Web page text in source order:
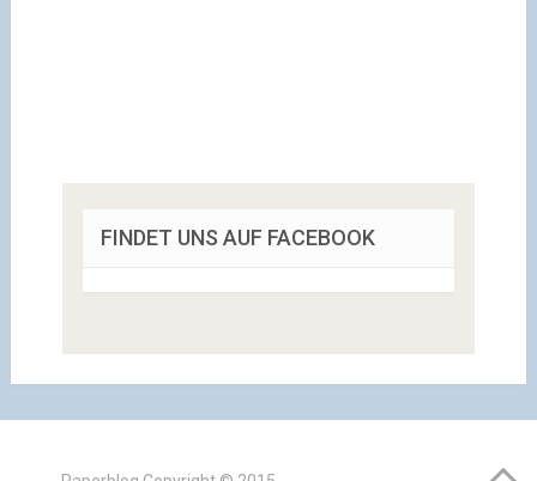
FINDET UNS AUF FACEBOOK